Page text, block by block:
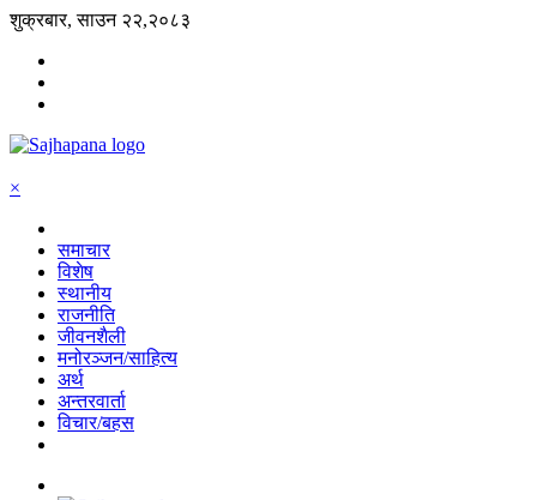
शुक्रबार, साउन २२,२०८३
×
समाचार
विशेष
स्थानीय
राजनीति
जीवनशैली
मनोरञ्जन/साहित्य
अर्थ
अन्तरवार्ता
विचार/बहस